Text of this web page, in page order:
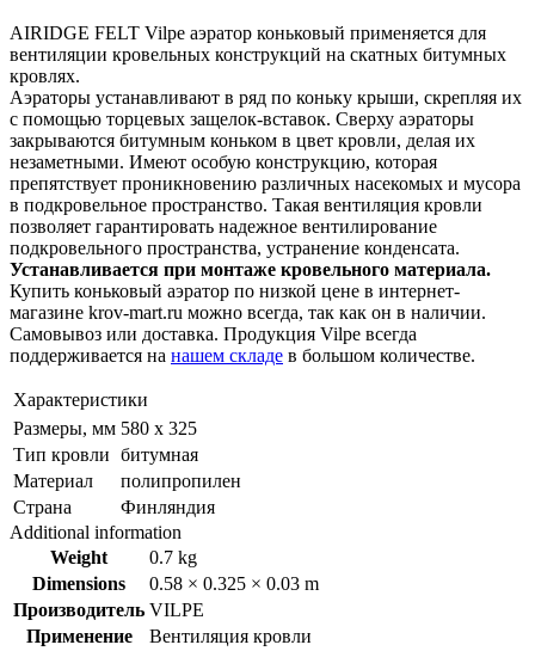
AIRIDGE FELT Vilpe аэратор коньковый применяется для
вентиляции кровельных конструкций на скатных битумных
кровлях.
Аэраторы устанавливают в ряд по коньку крыши, скрепляя их
с помощью торцевых защелок-вставок. Сверху аэраторы
закрываются битумным коньком в цвет кровли, делая их
незаметными. Имеют особую конструкцию, которая
препятствует проникновению различных насекомых и мусора
в подкровельное пространство. Такая вентиляция кровли
позволяет гарантировать надежное вентилирование
подкровельного пространства, устранение конденсата.
Устанавливается при монтаже кровельного материала.
Купить коньковый аэратор по низкой цене в интернет-
магазине krov-mart.ru можно всегда, так как он в наличии.
Самовывоз или доставка. Продукция Vilpe всегда
поддерживается на нашем складе в большом количестве.
Характеристики
Размеры, мм 580 х 325
Тип кровли битумная
Материал
полипропилен
Страна
Финляндия
Additional information
Weight
0.7 kg
Dimensions
0.58 × 0.325 × 0.03 m
Производитель VILPE
Применение
Вентиляция кровли